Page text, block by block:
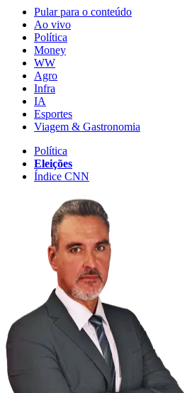
Pular para o conteúdo
Ao vivo
Política
Money
WW
Agro
Infra
IA
Esportes
Viagem & Gastronomia
Política
Eleições
Índice CNN